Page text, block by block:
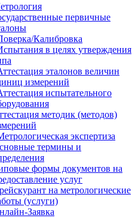
первичные
Калибровка
в целях утверждения
эталонов величин
измерений
испытательного
методик (методов)
экспертиза
термины и
формы документов на
услуг
на метрологические
(услуги)
Заявка